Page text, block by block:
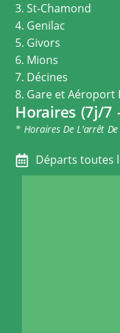
3. St-Chamond
4. Genilac
5. Givors
6. Mions
7. Décines
8. Gare et Aéroport
Horaires (7j/7
* Horaires De L'arrêt De
Départs toutes